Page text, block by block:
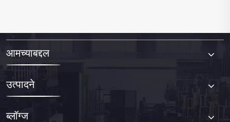
आमच्याबद्दल
उत्पादने
ब्लॉग्ज